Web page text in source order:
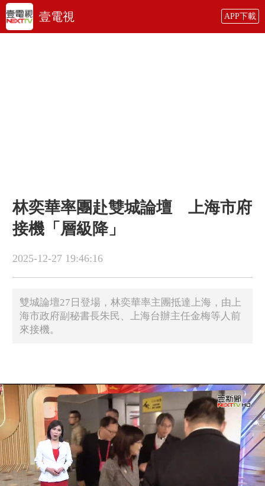
壹電視 APP下載
林奕華率團赴雙城論壇 上海市府
接機「層級降」
2025-12-27 19:46:16
雙城論壇27日登場，林奕華率主團抵達上海，由上
海市政府副秘書長朱民、上海台辦主任金梅等人前
來接機。